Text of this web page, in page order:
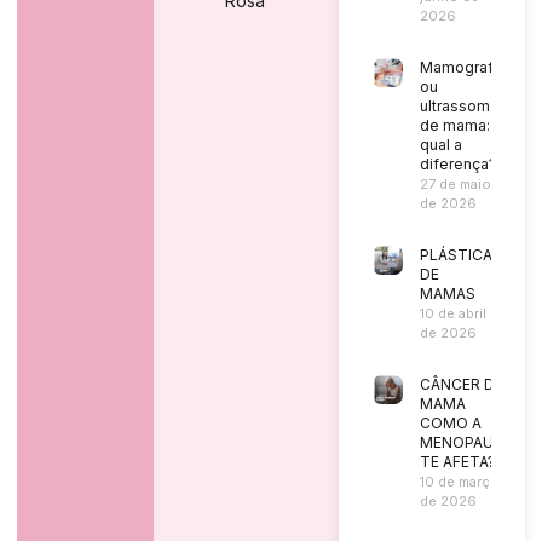
2026
Mamografia
ou
ultrassom
de mama:
qual a
diferença?
27 de maio
de 2026
PLÁSTICA
DE
MAMAS
10 de abril
de 2026
CÂNCER DE
MAMA
COMO A
MENOPAUSA
TE AFETA?
10 de março
de 2026